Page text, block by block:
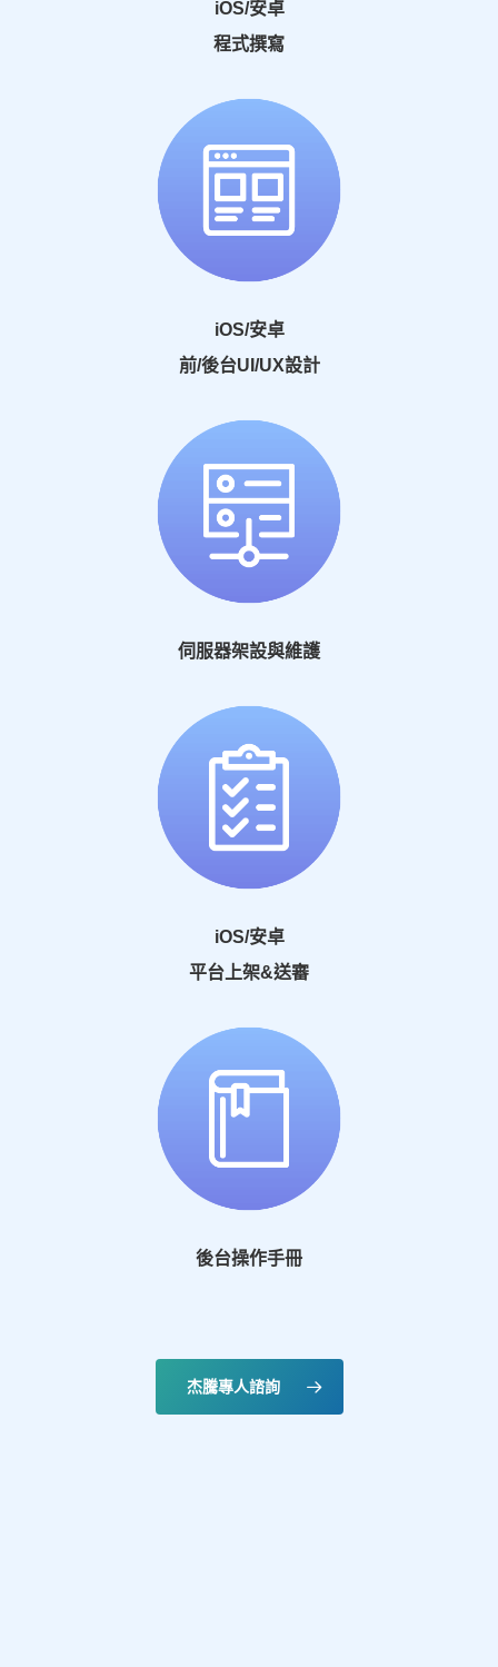
iOS/安卓
程式撰寫
iOS/安卓
前/後台UI/UX設計
伺服器架設與維護
iOS/安卓
平台上架&送審
後台操作手冊
杰騰專人諮詢